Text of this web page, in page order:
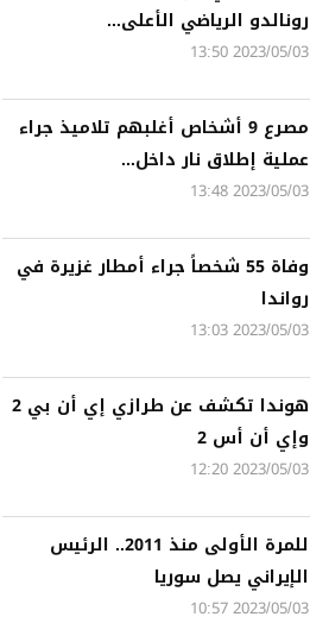
رونالدو الرياضي الأعلى...
2023/05/03 13:50
مصرع 9 أشخاص أغلبهم تلاميذ جراء
عملية إطلاق نار داخل...
2023/05/03 13:48
وفاة 55 شخصاً جراء أمطار غزيرة في
رواندا
2023/05/03 13:03
هوندا تكشف عن طرازي إي أن بي 2
وإي أن أس 2
2023/05/03 12:20
للمرة الأولى منذ 2011.. الرئيس
الإيراني يصل سوريا
2023/05/03 10:57